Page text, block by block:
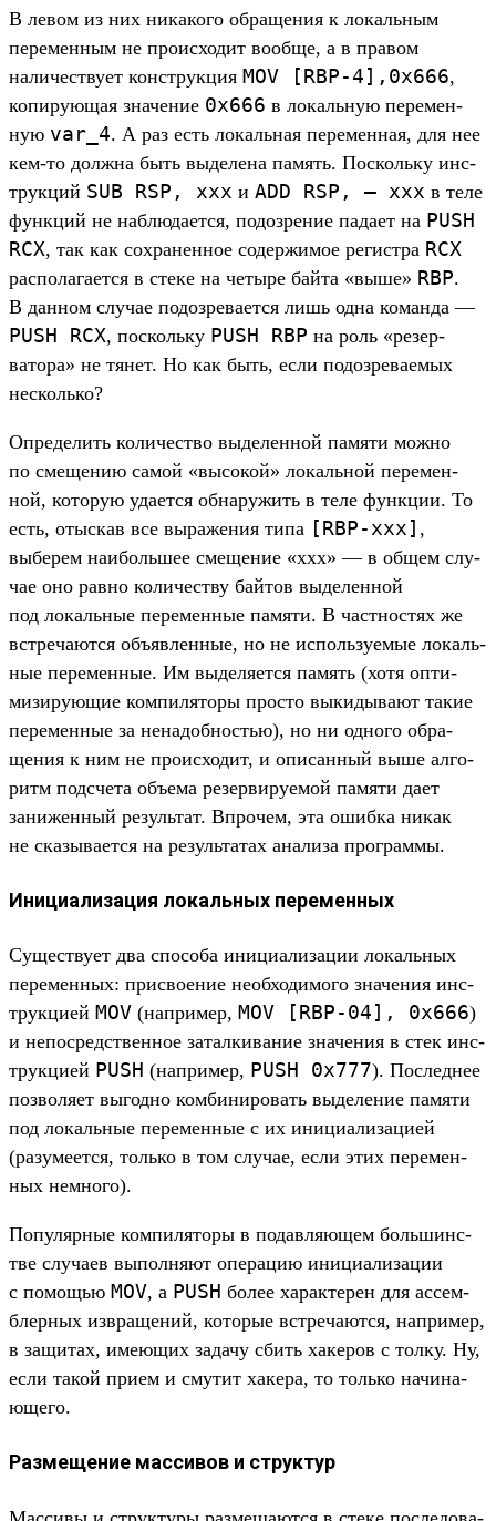
В левом из них никако­го обра­щения к локаль­ным
перемен­ным не про­исхо­дит вооб­ще, а в пра­вом
наличес­тву­ет конс­трук­ция MOV [RBP-4], 0x666,
копиру­ющая зна­чение 0x666 в локаль­ную перемен­
ную var_4. А раз есть локаль­ная перемен­ная, для нее
кем‑то дол­жна быть выделе­на память. Пос­коль­ку инс­
трук­ций SUB RSP, xxx и ADD RSP, – xxx в теле
фун­кций не наб­люда­ется, подоз­рение пада­ет на PUSH
RCX, так как сох­ранен­ное содер­жимое регис­тра RCX
рас­полага­ется в сте­ке на четыре бай­та «выше» RBP.
В дан­ном слу­чае подоз­рева­ется лишь одна коман­да —
PUSH RCX, пос­коль­ку PUSH RBP на роль «резер­
ватора» не тянет. Но как быть, если подоз­рева­емых
нес­коль­ко?
Оп­ределить количес­тво выделен­ной памяти мож­но
по сме­щению самой «высокой» локаль­ной перемен­
ной, которую уда­ется обна­ружить в теле фун­кции. То
есть, отыс­кав все выраже­ния типа [RBP-xxx] ,
выберем наиболь­шее сме­щение «xxx» — в общем слу­
чае оно рав­но количес­тву бай­тов выделен­ной
под локаль­ные перемен­ные памяти. В час­тнос­тях же
встре­чают­ся объ­явленные, но не исполь­зуемые локаль­
ные перемен­ные. Им выделя­ется память (хотя опти­
мизи­рующие ком­пилято­ры прос­то выкиды­вают такие
перемен­ные за ненадоб­ностью), но ни одно­го обра­
щения к ним не про­исхо­дит, и опи­сан­ный выше алго­
ритм под­сче­та объ­ема резер­виру­емой памяти дает
занижен­ный резуль­тат. Впро­чем, эта ошиб­ка никак
не ска­зыва­ется на резуль­татах ана­лиза прог­раммы.
Инициализация локальных переменных
Су­щес­тву­ет два спо­соба ини­циали­зации локаль­ных
перемен­ных: прис­воение необ­ходимо­го зна­чения инс­
трук­цией MOV (нап­ример, MOV [RBP-04], 0x666)
и непос­редс­твен­ное затал­кивание зна­чения в стек инс­
трук­цией PUSH (нап­ример, PUSH 0x777). Пос­леднее
поз­воля­ет выгод­но ком­биниро­вать выделе­ние памяти
под локаль­ные перемен­ные с их ини­циали­заци­ей
(разуме­ется, толь­ко в том слу­чае, если этих перемен­
ных нем­ного).
По­пуляр­ные ком­пилято­ры в подав­ляющем боль­шинс­
тве слу­чаев выпол­няют опе­рацию ини­циали­зации
с помощью MOV, а PUSH более харак­терен для ассем­
блер­ных извра­щений, которые встре­чают­ся, нап­ример,
в защитах, име­ющих задачу сбить хакеров с тол­ку. Ну,
если такой при­ем и сму­тит хакера, то толь­ко начина­
юще­го.
Размещение массивов и структур